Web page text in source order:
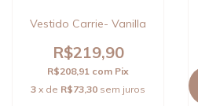
Vestido Carrie- Vanilla
R$219,90
R$208,91 com Pix
3 x de R$73,30 sem juros